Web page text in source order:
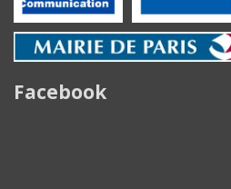
Facebook